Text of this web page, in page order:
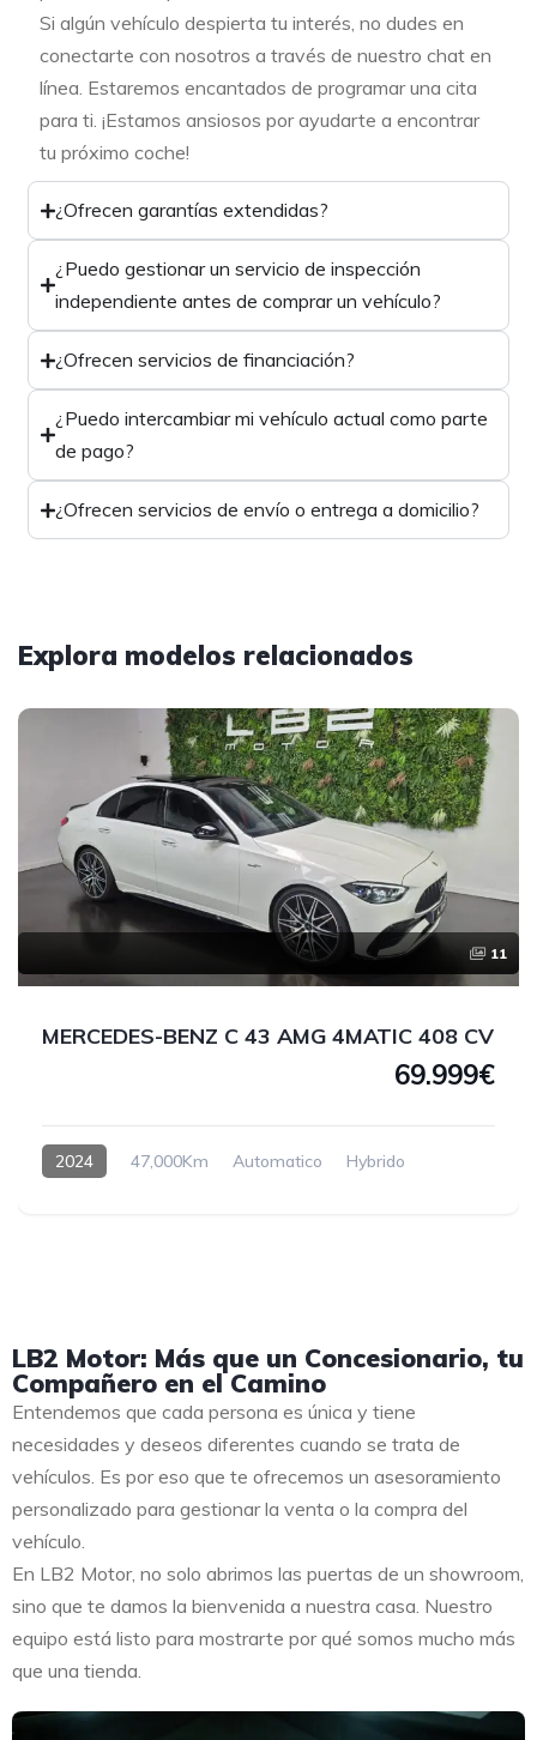
Si algún vehículo despierta tu interés, no dudes en
conectarte con nosotros a través de nuestro chat en
línea. Estaremos encantados de programar una cita
para ti. ¡Estamos ansiosos por ayudarte a encontrar
tu próximo coche!
¿Ofrecen garantías extendidas?
¿Puedo gestionar un servicio de inspección
independiente antes de comprar un vehículo?
¿Ofrecen servicios de financiación?
¿Puedo intercambiar mi vehículo actual como parte
de pago?
¿Ofrecen servicios de envío o entrega a domicilio?
Explora modelos relacionados
11
MERCEDES-BENZ C 43 AMG 4MATIC 408 CV
69.999€
2024 47,000Km Automatico Hybrido
LB2 Motor: Más que un Concesionario, tu
Compañero en el Camino
Entendemos que cada persona es única y tiene
necesidades y deseos diferentes cuando se trata de
vehículos. Es por eso que te ofrecemos un asesoramiento
personalizado para gestionar la venta o la compra del
vehículo.
En LB2 Motor, no solo abrimos las puertas de un showroom,
sino que te damos la bienvenida a nuestra casa. Nuestro
equipo está listo para mostrarte por qué somos mucho más
que una tienda.